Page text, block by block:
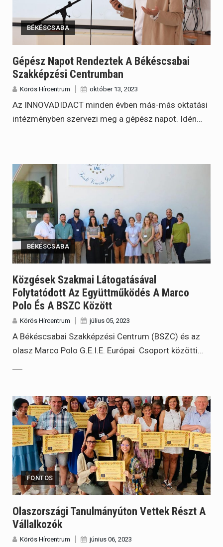
BÉKÉSCSABA
Gépész Napot Rendeztek A Békéscsabai
Szakképzési Centrumban
Körös Hírcentrum október 13, 2023
Az INNOVADIDACT minden évben más-más oktatási
intézményben szervezi meg a gépész napot. Idén…
BÉKÉSCSABA
Közgések Szakmai Látogatásával
Folytatódott Az Együttműködés A Marco
Polo És A BSZC Között
Körös Hírcentrum július 05, 2023
A Békéscsabai Szakképzési Centrum (BSZC) és az
olasz Marco Polo G.E.I.E. Európai Csoport közötti…
FONTOS
Olaszországi Tanulmányúton Vettek Részt A
Vállalkozók
Körös Hírcentrum június 06, 2023